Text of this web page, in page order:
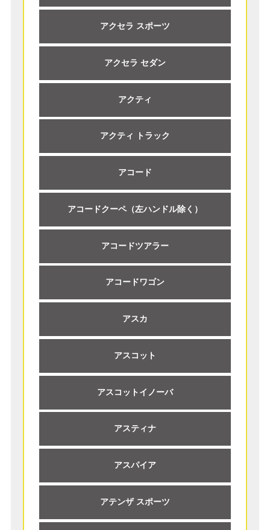
アクセラ スポーツ
アクセラ セダン
アクティ
アクティ トラック
アコード
アコードクーペ（左ハンドル除く）
アコードツアラー
アコードワゴン
アスカ
アスコット
アスコットイノーバ
アスティナ
アスパイア
アテンザ スポーツ